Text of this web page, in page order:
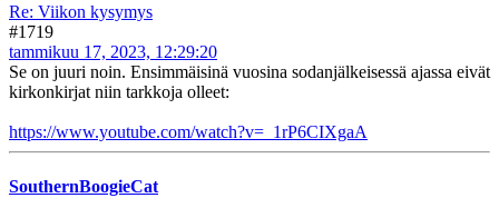
Re: Viikon kysymys
#1719
tammikuu 17, 2023, 12:29:20
Se on juuri noin. Ensimmäisinä vuosina sodanjälkeisessä ajassa eivät
kirkonkirjat niin tarkkoja olleet:
https://www.youtube.com/watch?v=_1rP6CIXgaA
SouthernBoogieCat